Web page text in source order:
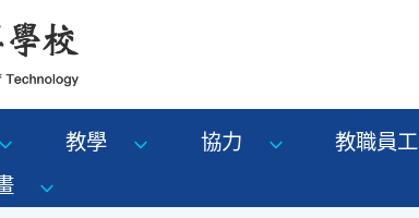
教學 協力 教職員工